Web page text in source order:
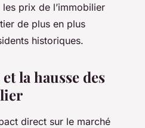
prix de l’immobilier
de plus en plus
historiques.
la hausse des
direct sur le marché